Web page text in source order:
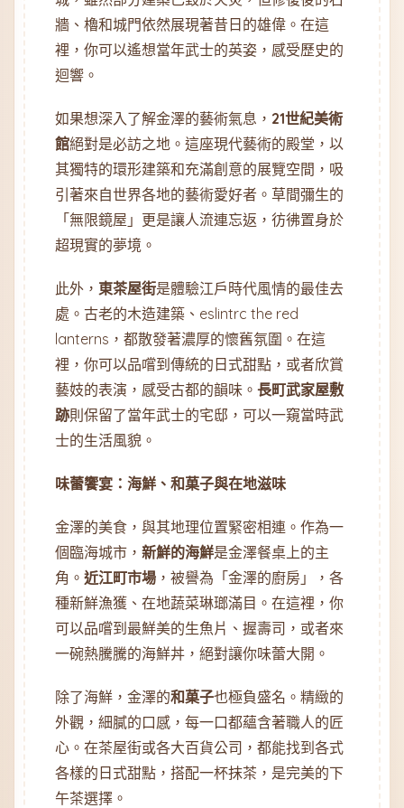
牆、櫓和城門依然展現著昔日的雄偉。在這
裡，你可以遙想當年武士的英姿，感受歷史的
迴響。
如果想深入了解金澤的藝術氣息， 21世紀美術
館絕對是必訪之地。這座現代藝術的殿堂，以
其獨特的環形建築和充滿創意的展覽空間，吸
引著來自世界各地的藝術愛好者。草間彌生的
「無限鏡屋」更是讓人流連忘返，彷彿置身於
超現實的夢境。
此外， 東茶屋街是體驗江戶時代風情的最佳去
處。古老的木造建築、eslintrc the red
lanterns，都散發著濃厚的懷舊氛圍。在這
裡，你可以品嚐到傳統的日式甜點，或者欣賞
藝妓的表演，感受古都的韻味。 長町武家屋敷
跡則保留了當年武士的宅邸，可以一窺當時武
士的生活風貌。
味蕾饗宴：海鮮、和菓子與在地滋味
金澤的美食，與其地理位置緊密相連。作為一
個臨海城市， 新鮮的海鮮是金澤餐桌上的主
角。 近江町市場 ，被譽為「金澤的廚房」，各
種新鮮漁獲、在地蔬菜琳瑯滿目。在這裡，你
可以品嚐到最鮮美的生魚片、握壽司，或者來
一碗熱騰騰的海鮮丼，絕對讓你味蕾大開。
除了海鮮，金澤的和菓子也極負盛名。精緻的
外觀，細膩的口感，每一口都蘊含著職人的匠
心。在茶屋街或各大百貨公司，都能找到各式
各樣的日式甜點，搭配一杯抹茶，是完美的下
午茶選擇。